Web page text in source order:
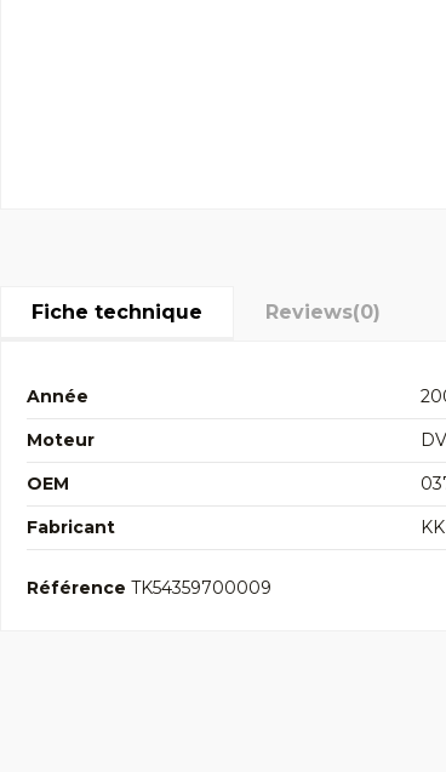
Fiche technique Reviews(0)
Année
Moteur
OEM
Fabricant
Référence TK54359700009